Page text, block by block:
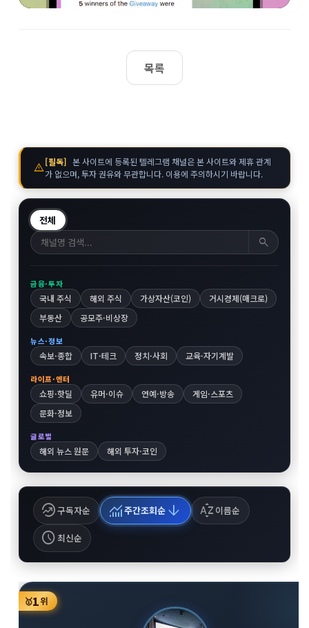
목록
warning[필독] 본 사이트에 등록된 텔레그램 채널은 본 사이트와 제휴 관계
가 없으며, 투자 권유와 무관합니다. 이용에 주의하시기 바랍니다.
전체
search
금융·투자
국내 주식 해외 주식 가상자산(코인)
거시경제(매크로)
부동산
공모주·비상장
뉴스·정보
속보·종합 IT·테크 정치·사회 교육·자기계발
라이프·엔터
쇼핑·핫딜 유머·이슈 연예·방송
게임·스포츠
문화·정보
글로벌
해외 뉴스 원문 해외 투자·코인
whatshot구독자순 monitoring주간조회순 arrow_downward sort_by_alpha 이름순
schedule최신순
🥇1위